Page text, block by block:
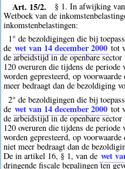
Art. 15/2.
§ 1. In afwijking
Wetboek van de
inkomstenbelastingen:
1° de bezoldigingen die bij
de wet van 14 december 2000 tot
de arbeidstijd in de openbare
120 overuren die tijdens de
worden gepresteerd, op
meer bedraagt dan de bezoldiging
2° de bezoldigingen die bij
de wet van 14 december 2000 tot
de arbeidstijd in de openbare
120 overuren die tijdens de
worden gepresteerd, op
niet meer bedraagt dan de
De in artikel 16, § 1, van de wet
dringende fiscale bepalingen ten